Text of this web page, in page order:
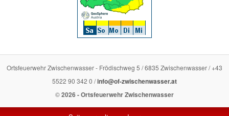
Ortsfeuerwehr Zwischenwasser - Frödischweg 5 / 6835 Zwischenwasser / +43
5522 90 342 0 /info@of-zwischenwasser.at
©2026 - Ortsfeuerwehr Zwischenwasser